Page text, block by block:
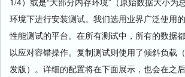
环境下进行安装测试。我们选用业界广泛使用
性能测试的平台。在所有测试中，所有的数据
以应对容错操作。复制测试则使用了倾斜负载
发版）。详细的配置将在下面展示，也会在之